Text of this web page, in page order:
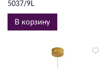
5037/9L
В корзину